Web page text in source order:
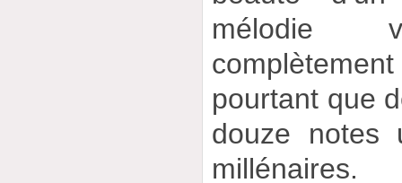
mélodie
pourtant que
douze notes